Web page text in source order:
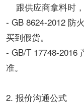
跟供应商拿料时
- GB 8624-2012 防
买到假货。
- GB/T 17748-2016
准。
2. 报价沟通公式